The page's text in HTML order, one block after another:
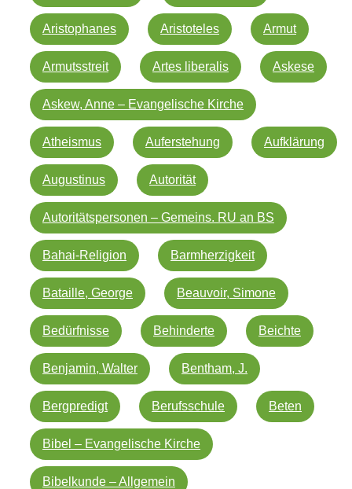
Aristophanes Aristoteles Armut
Armutsstreit Artes liberalis Askese
Askew, Anne – Evangelische Kirche
Atheismus Auferstehung Aufklärung
Augustinus Autorität
Autoritätspersonen – Gemeins. RU an BS
Bahai-Religion Barmherzigkeit
Bataille, George Beauvoir, Simone
Bedürfnisse Behinderte Beichte
Benjamin, Walter Bentham, J.
Bergpredigt Berufsschule Beten
Bibel – Evangelische Kirche
Bibelkunde – Allgemein